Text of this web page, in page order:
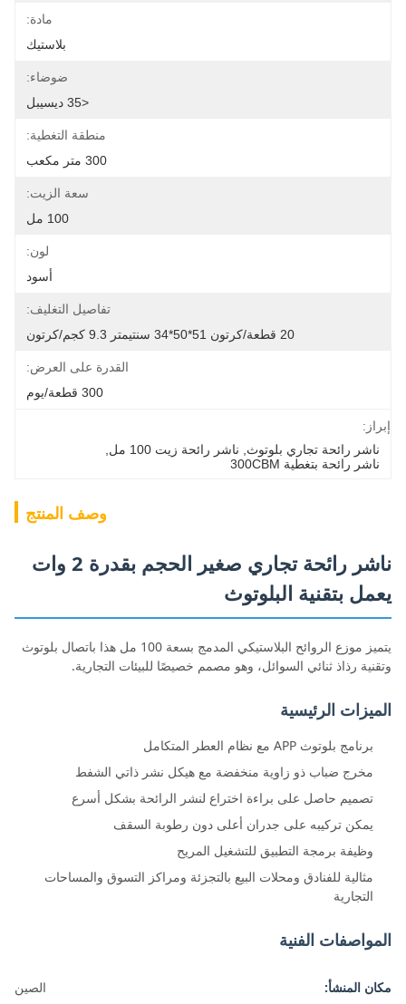
مادة:
بلاستيك
ضوضاء:
<35 ديسيبل
منطقة التغطية:
300 متر مكعب
سعة الزيت:
100 مل
لون:
أسود
تفاصيل التغليف:
20 قطعة/كرتون 51*50*34 سنتيمتر 9.3 كجم/كرتون
القدرة على العرض:
300 قطعة/يوم
إبراز:
ناشر رائحة تجاري بلوتوث
ناشر رائحة زيت 100 مل
ناشر رائحة بتغطية 300CBM
وصف المنتج
ناشر رائحة تجاري صغير الحجم بقدرة 2 وات
يعمل بتقنية البلوتوث
يتميز موزع الروائح البلاستيكي المدمج بسعة 100 مل هذا باتصال بلوتوث
وتقنية رذاذ ثنائي السوائل، وهو مصمم خصيصًا للبيئات التجارية.
الميزات الرئيسية
برنامج بلوتوث APP مع نظام العطر المتكامل
مخرج ضباب ذو زاوية منخفضة مع هيكل نشر ذاتي الشفط
تصميم حاصل على براءة اختراع لنشر الرائحة بشكل أسرع
يمكن تركيبه على جدران أعلى دون رطوبة السقف
وظيفة برمجة التطبيق للتشغيل المريح
مثالية للفنادق ومحلات البيع بالتجزئة ومراكز التسوق والمساحات
التجارية
المواصفات الفنية
مكان المنشأ: الصين